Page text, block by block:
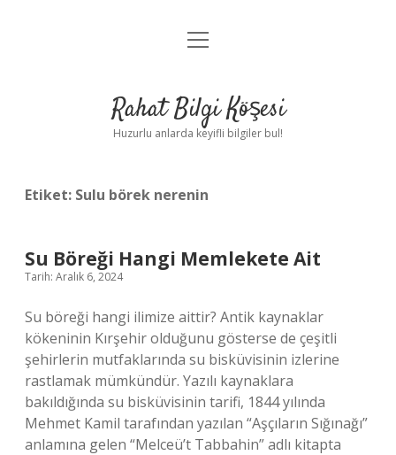
Anasayfa
Yasal Uyarı
menüyü
Rahat Bilgi Köşesi
Huzurlu anlarda keyifli bilgiler bul!
Etiket: Sulu börek nerenin
Su Böreği Hangi Memlekete Ait
Tarih: Aralık 6, 2024
Su böreği hangi ilimize aittir? Antik kaynaklar
kökeninin Kırşehir olduğunu gösterse de çeşitli
şehirlerin mutfaklarında su bisküvisinin izlerine
rastlamak mümkündür. Yazılı kaynaklara
bakıldığında su bisküvisinin tarifi, 1844 yılında
Mehmet Kamil tarafından yazılan “Aşçıların Sığınağı”
anlamına gelen “Melceü’t Tabbahin” adlı kitapta